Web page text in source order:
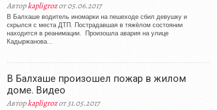
Авторkapligrozот 05.06.2017
В Балхаше водитель иномарки на пешеходе сбил девушку и
скрылся с места ДТП. Пострадавшая в тяжёлом состоянии
находится в реанимации. Произошла авария на улице
Кадыржанова...
В Балхаше произошел пожар в жилом
доме. Видео
Авторkapligrozот 31.05.2017